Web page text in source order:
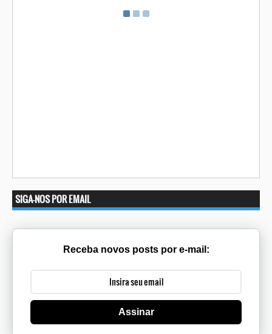
SIGA-NOS POR EMAIL
Receba novos posts por e-mail:
Assinar